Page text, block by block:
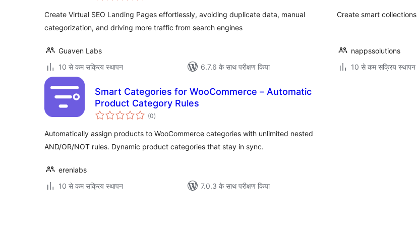
Create Virtual SEO Landing Pages effortlessly, avoiding duplicate data, manual
categorization, and driving more traffic from search engines
Guaven Labs
10 से कम सक्रिय स्थापन
6.7.6 के साथ परीक्षण किया
Create smart collections
nappssolutions
10 से कम सक्रिय स्थापन
Smart Categories for WooCommerce – Automatic
Product Category Rules
(0कुल
दर)
Automatically assign products to WooCommerce categories with unlimited nested
AND/OR/NOT rules. Dynamic product categories that stay in sync.
erenlabs
10 से कम सक्रिय स्थापन
7.0.3 के साथ परीक्षण किया